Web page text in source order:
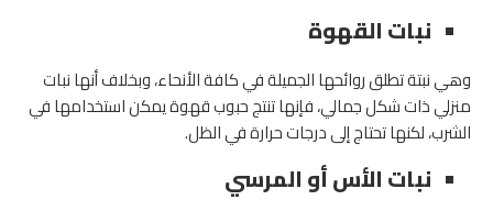
نبات القهوة
وهي نبتة تطلق روائحها الجميلة في كافة الأنحاء، وبخلاف أنها نبات
منزلي ذات شكل جمالي، فإنها تنتج حبوب قهوة يمكن استخدامها في
الشرب، لكنها تحتاج إلى درجات حرارة في الظل.
نبات الأس أو المرسي